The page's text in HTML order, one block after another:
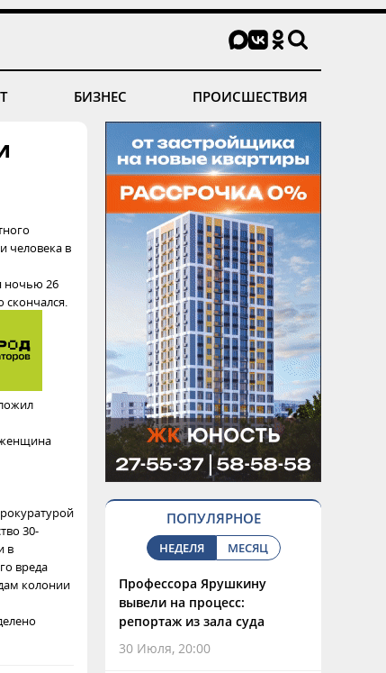
БИЗНЕС ПРОИСШЕСТВИЯ
человека в
ночью 26
скончался.
30-
в
вреда
колонии
ПОПУЛЯРНОЕ
НЕДЕЛЯ МЕСЯЦ
Профессора Ярушкину
вывели на процесс:
репортаж из зала суда
30 Июля, 20:00